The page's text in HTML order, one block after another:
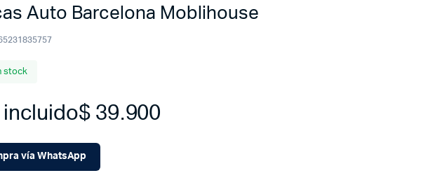
Auto Barcelona Moblihouse
stock
$39.900
incluido
vía WhatsApp